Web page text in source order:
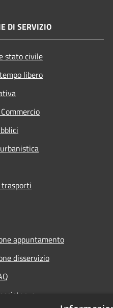
DI SERVIZIO
stato civile
libero
appuntamento
disservizio